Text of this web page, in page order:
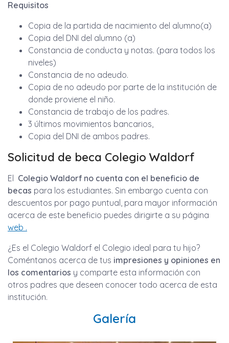
Requisitos
Copia de la partida de nacimiento del alumno(a)
Copia del DNI del alumno (a)
Constancia de conducta y notas. (para todos los
niveles)
Constancia de no adeudo.
Copia de no adeudo por parte de la institución de
donde proviene el niño.
Constancia de trabajo de los padres.
3 últimos movimientos bancarios,
Copia del DNI de ambos padres.
Solicitud de beca Colegio Waldorf
El Colegio Waldorf no cuenta con el beneficio de
becas para los estudiantes. Sin embargo cuenta con
descuentos por pago puntual, para mayor información
acerca de este beneficio puedes dirigirte a su página
web .
¿Es el Colegio Waldorf el Colegio ideal para tu hijo?
Coméntanos acerca de tus impresiones y opiniones en
los comentarios y comparte esta información con
otros padres que deseen conocer todo acerca de esta
institución.
Galería